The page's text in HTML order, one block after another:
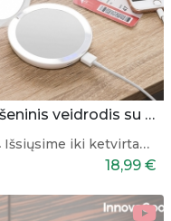
Kišeninis veidrodis su apšvietimu ir pakrovėju
Išsiųsime iki ketvirtadienio
18,99 €